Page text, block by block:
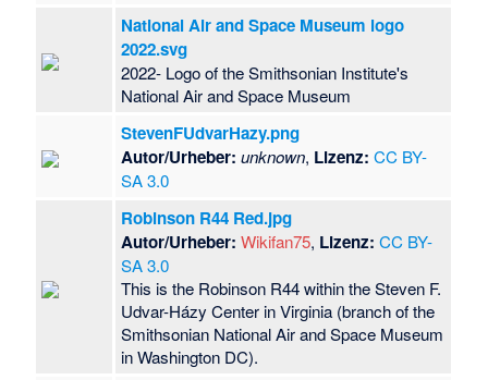
National Air and Space Museum logo
2022.svg
2022- Logo of the Smithsonian Institute's
National Air and Space Museum
StevenFUdvarHazy.png
Autor/Urheber: unknown, Lizenz: CC BY-
SA 3.0
Robinson R44 Red.jpg
Autor/Urheber: Wikifan75, Lizenz: CC BY-
SA 3.0
This is the Robinson R44 within the Steven F.
Udvar-Házy Center in Virginia (branch of the
Smithsonian National Air and Space Museum
in Washington DC).